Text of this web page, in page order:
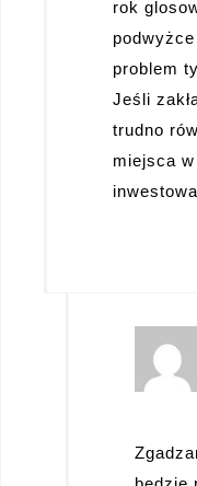
rok
problem
Jeśli
trudno
miejsca